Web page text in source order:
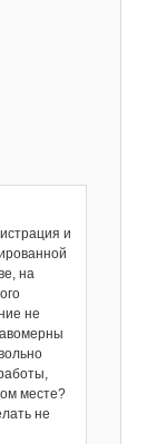
и
на
не
месте?
не